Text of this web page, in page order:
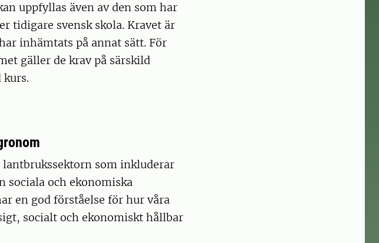
uppfyllas även av den som har
tidigare svensk skola. Kravet är
inhämtats på annat sätt. För
gäller de krav på särskild
kurs.
som inkluderar
sociala och ekonomiska
en god förståelse för hur våra
socialt och ekonomiskt hållbar